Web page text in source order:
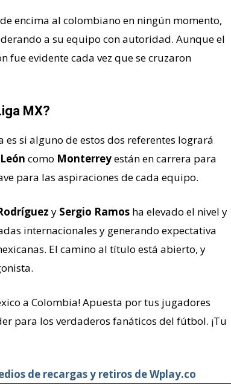
encima al colombiano en ningún momento,
a su equipo con autoridad. Aunque el
fue evidente cada vez que se cruzaron
MX?
si alguno de estos dos referentes logrará
León como Monterreyestán en carrera para
para las aspiraciones de cada equipo.
y Sergio Ramos ha elevado el nivel y
internacionales y generando expectativa
El camino al título está abierto, y
a Colombia! Apuesta por tus jugadores
para los verdaderos fanáticos del fútbol. ¡Tu
de recargas y retiros de Wplay.co